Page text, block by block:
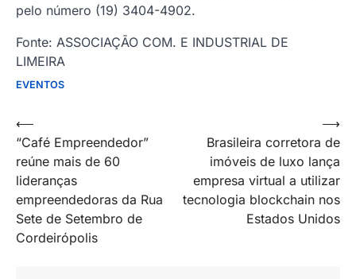
pelo número (19) 3404-4902.
Fonte: ASSOCIAÇÃO COM. E INDUSTRIAL DE
LIMEIRA
EVENTOS
Navegação
de
artigos
⟵
“Café Empreendedor”
reúne mais de 60
lideranças
empreendedoras da Rua
Sete de Setembro de
Cordeirópolis
Brasileira corretora de
imóveis de luxo lança
empresa virtual a utilizar
tecnologia blockchain nos
Estados Unidos
⟶